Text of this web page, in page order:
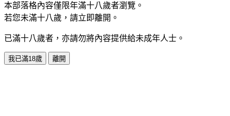
本部落格內容僅限年滿十八歲者瀏覽。
若您未滿十八歲，請立即離開。
已滿十八歲者，亦請勿將內容提供給未成年人士。
我已滿18歲 離開